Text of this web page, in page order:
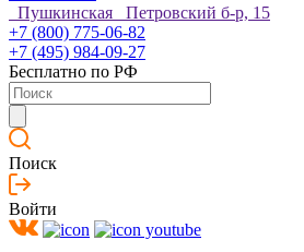
Пушкинская Петровский б-р, 15
+7 (800) 775-06-82
+7 (495) 984-09-27
Бесплатно по РФ
Поиск
Войти